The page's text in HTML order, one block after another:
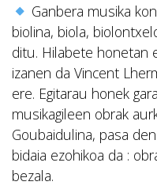
Ganbera musika
biolina, biola,
ditu. Hilabete honetan
izanen da Vincent
ere. Egitarau honek
musikagileen obrak
Goubaidulina, pasa
bidaia ezohikoa da :
bezala.